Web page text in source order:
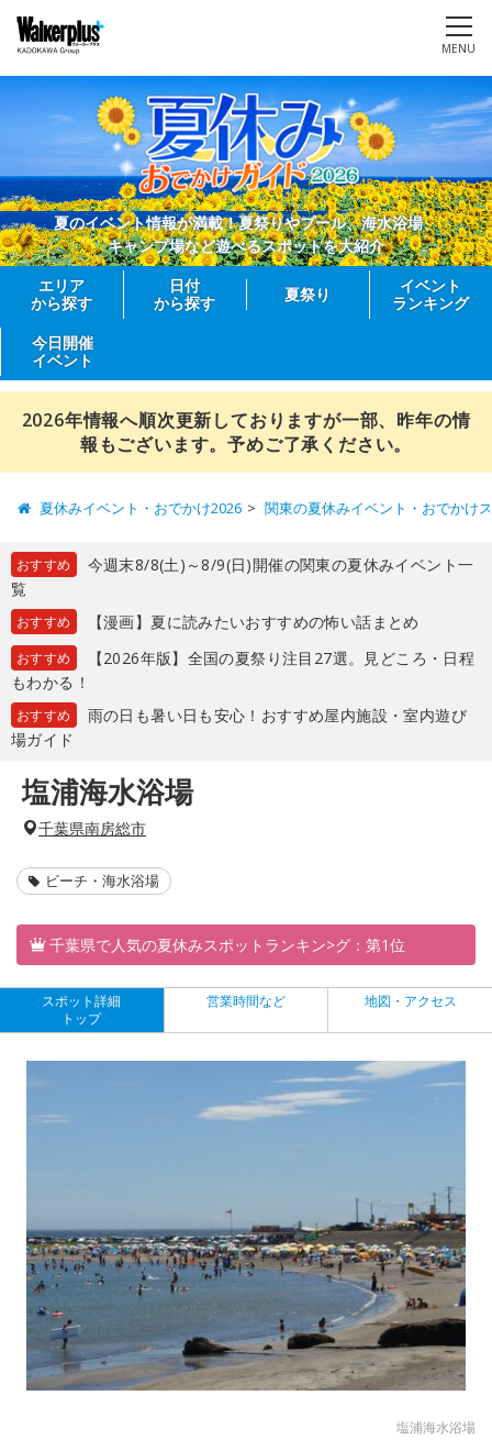
MENU
夏のイベント情報が満載！夏祭りやプール、海水浴場、
キャンプ場など遊べるスポットを大紹介
エリア
から探す
日付
から探す
夏祭り
イベント
ランキング
今日開催
イベント
2026年情報へ順次更新しておりますが一部、昨年の情
報もございます。予めご了承ください。
夏休みイベント・おでかけ2026 関東の夏休みイベント・おでかけ
おすすめ
今週末8/8(土)～8/9(日)開催の関東の夏休みイベント一
覧
おすすめ 【漫画】夏に読みたいおすすめの怖い話まとめ
おすすめ
【2026年版】全国の夏祭り注目27選。見どころ・日程
もわかる！
おすすめ
雨の日も暑い日も安心！おすすめ屋内施設・室内遊び
場ガイド
塩浦海水浴場
千葉県南房総市
ビーチ・海水浴場
千葉県で人気の夏休みスポットランキン>グ：第1位
スポット詳細
トップ
営業時間など 地図・アクセス
塩浦海水浴場